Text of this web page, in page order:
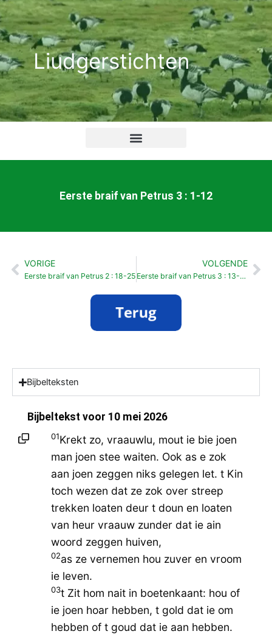
Ga
naar
de
inhoudLiudgerstichten
Eerste braif van Petrus 3 : 1-12
Vorige
VORIGE
Eerste braif van Petrus 2 : 18-25
VOLGENDE
Eerste braif van Petrus 3 : 13-22
Bijbelteksten
Bijbeltekst voor 10 mei 2026
01Krekt zo, vraauwlu, mout ie bie joen
man joen stee waiten. Ook as e zok
aan joen zeggen niks gelegen let. t Kin
toch wezen dat ze zok over streep
trekken loaten deur t doun en loaten
van heur vraauw zunder dat ie ain
woord zeggen huiven,
02as ze vernemen hou zuver en vroom
ie leven.
03t Zit hom nait in boetenkaant: hou of
ie joen hoar hebben, t gold dat ie om
hebben of t goud dat ie aan hebben.